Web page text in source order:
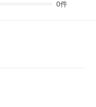
0件